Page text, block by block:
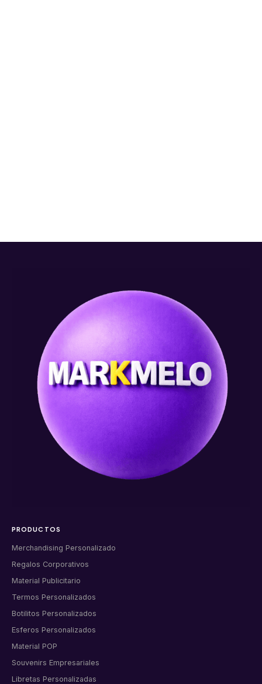
PRODUCTOS
Merchandising Personalizado
Regalos Corporativos
Material Publicitario
Termos Personalizados
Botilitos Personalizados
Esferos Personalizados
Material POP
Souvenirs Empresariales
Libretas Personalizadas